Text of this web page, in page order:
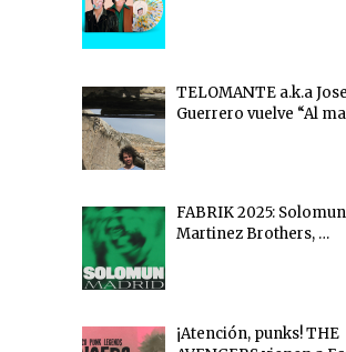
TELOMANTE a.k.a Jose
Guerrero vuelve “Al
FABRIK 2025:
Martinez Brothers, …
¡Atención, punks! THE